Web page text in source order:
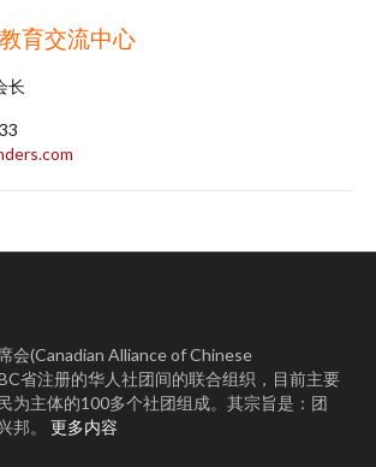
育交流中心
长
会(Canadian Alliance of Chinese
省注册的华人社团间的联合组织，目前主要
为主体的100多个社团组成。其宗旨是：团
邦。 更多内容